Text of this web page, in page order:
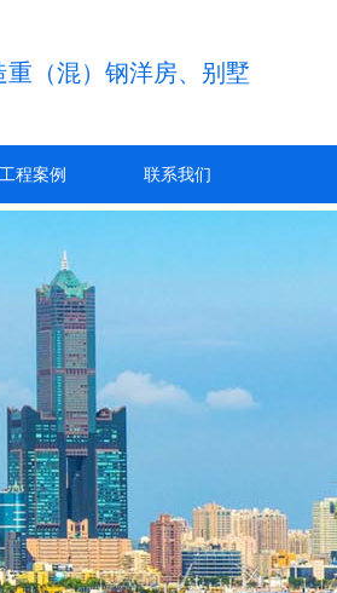
（混）钢洋房、别墅
工程案例 联系我们